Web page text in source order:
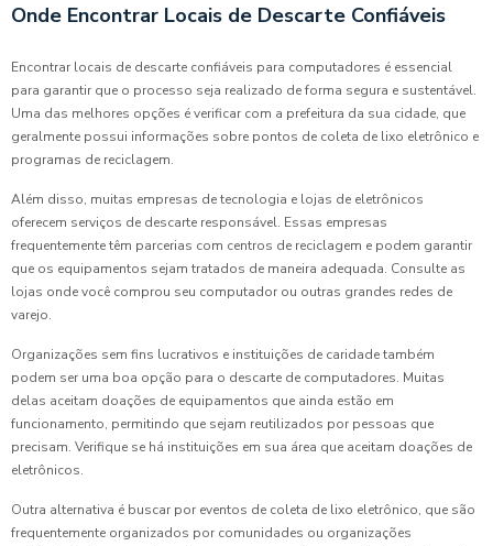
Onde Encontrar Locais de Descarte Confiáveis
Encontrar locais de descarte confiáveis para computadores é essencial
para garantir que o processo seja realizado de forma segura e sustentável.
Uma das melhores opções é verificar com a prefeitura da sua cidade, que
geralmente possui informações sobre pontos de coleta de lixo eletrônico e
programas de reciclagem.
Além disso, muitas empresas de tecnologia e lojas de eletrônicos
oferecem serviços de descarte responsável. Essas empresas
frequentemente têm parcerias com centros de reciclagem e podem garantir
que os equipamentos sejam tratados de maneira adequada. Consulte as
lojas onde você comprou seu computador ou outras grandes redes de
varejo.
Organizações sem fins lucrativos e instituições de caridade também
podem ser uma boa opção para o descarte de computadores. Muitas
delas aceitam doações de equipamentos que ainda estão em
funcionamento, permitindo que sejam reutilizados por pessoas que
precisam. Verifique se há instituições em sua área que aceitam doações de
eletrônicos.
Outra alternativa é buscar por eventos de coleta de lixo eletrônico, que são
frequentemente organizados por comunidades ou organizações